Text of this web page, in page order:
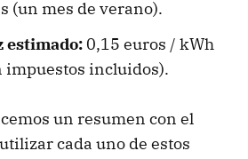
(un mes de verano).
estimado: 0,15 euros / kWh
impuestos incluidos).
un resumen con el
cada uno de estos